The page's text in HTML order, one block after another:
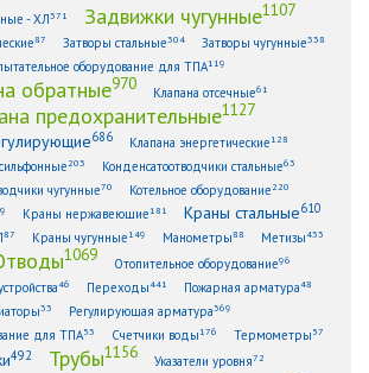
- ХЛ371 Задвижки чугунные1107
87 Затворы стальные304 Затворы чугунные338
оборудование для ТПА119
обратные970 Клапана отсечные61
предохранительные1127
686 Клапана энергетические128
203 Конденсатоотводчики стальные63
чугунные70 Котельное оборудование 220
Краны нержавеющие181 Краны стальные610
87 Краны чугунные149 Манометры88 Метизы433
1069 Отопительное оборудование96
46 Переходы441 Пожарная арматура48
33 Регулирующая арматура369
для ТПА53 Счетчики воды176 Термометры 57
492 Трубы1156 Указатели уровня72